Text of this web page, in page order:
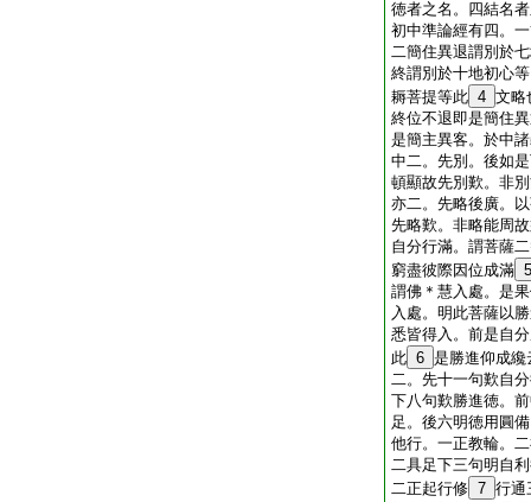
徳者之名。四結名
初中準論經有四。
二簡住異退謂別於
終謂別於十地初心
耨菩提等此 4 文略
終位不退即是簡住
是簡主異客。於中
中二。先別。後如
頓顯故先別歎。非
亦二。先略後廣。
先略歎。非略能周
自分行滿。謂菩薩
窮盡彼際因位成滿 5
謂佛＊慧入處。是
入處。明此菩薩以
悉皆得入。前是自
此 6 是勝進仰成纔
二。先十一句歎自
下八句歎勝進徳。
足。後六明徳用圓
他行。一正教輪。
二具足下三句明自
二正起行修 7 行通